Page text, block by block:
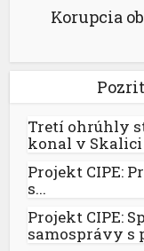
Korupcia
Tretí ohrúhly
konal v Skalici
Projekt CIPE:
s...
Projekt CIPE:
samosprávy s